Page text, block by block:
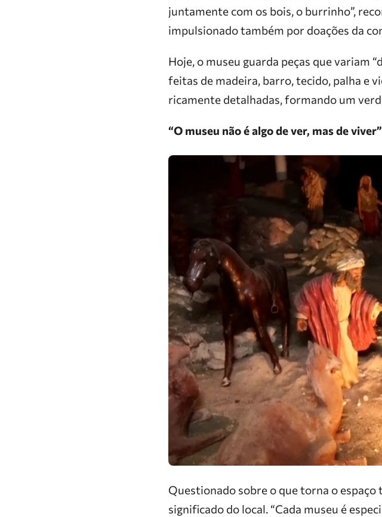
juntamente com os bois, o burrinho”,
impulsionado também por doações da
Hoje, o museu guarda peças que variam
feitas de madeira, barro, tecido, palha e
ricamente detalhadas, formando um
“O museu não é algo de ver, mas de viver”
Questionado sobre o que torna o
significado do local. “Cada museu é